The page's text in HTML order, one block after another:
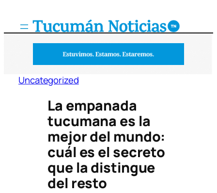
Uncategorized
La empanada
tucumana es la
mejor del mundo:
cuál es el secreto
que la distingue
del resto